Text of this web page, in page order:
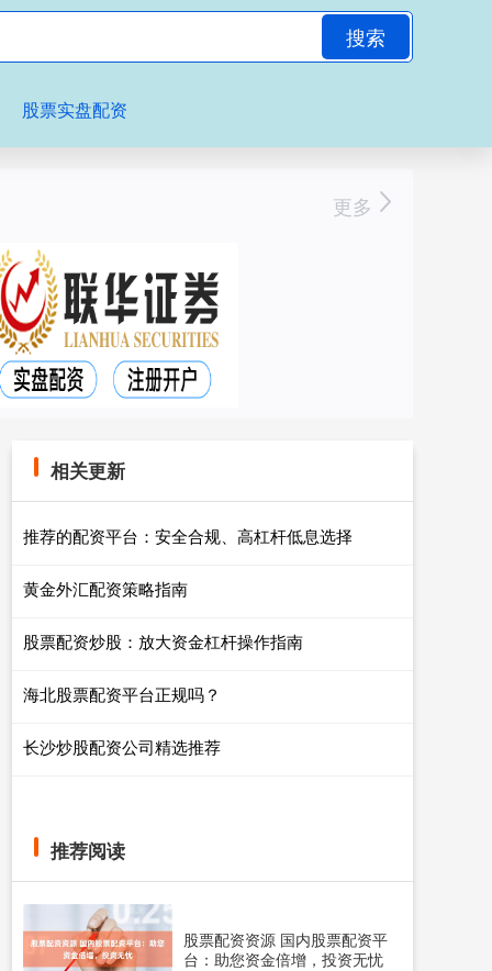
搜索
股票实盘配资
更多
相关更新
推荐的配资平台：安全合规、高杠杆低息选择
黄金外汇配资策略指南
股票配资炒股：放大资金杠杆操作指南
海北股票配资平台正规吗？
长沙炒股配资公司精选推荐
推荐阅读
股票配资资源 国内股票配资平
台：助您资金倍增，投资无忧